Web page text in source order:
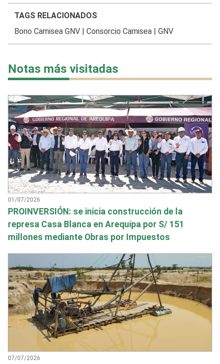
TAGS RELACIONADOS
Bono Camisea GNV| Consorcio Camisea| GNV
Notas más visitadas
01/07/2026
PROINVERSIÓN: se inicia construcción de la
represa Casa Blanca en Arequipa por S/ 151
millones mediante Obras por Impuestos
07/07/2026